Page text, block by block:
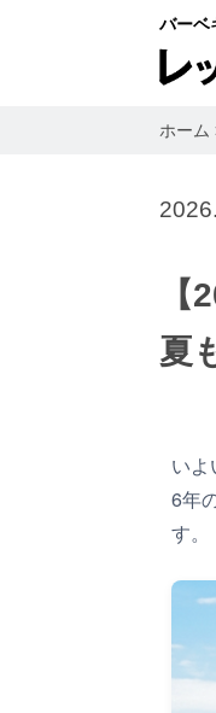
バーベ
ホーム
夏
い
6年
す。